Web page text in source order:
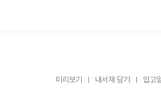
미리보기 내서재 담기 입고